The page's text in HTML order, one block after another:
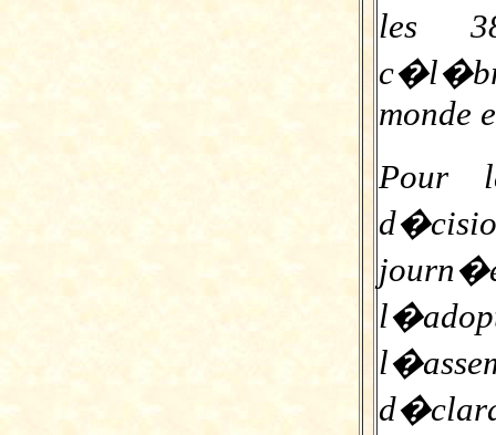
les
monde
Pour